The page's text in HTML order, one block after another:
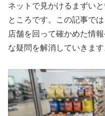
ネットで見かけるまずい
ところです。この記事で
店舗を回って確かめた情
な疑問を解消していきます